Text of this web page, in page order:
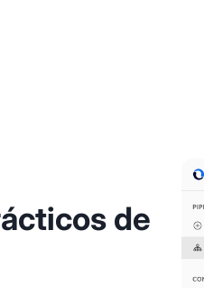
de